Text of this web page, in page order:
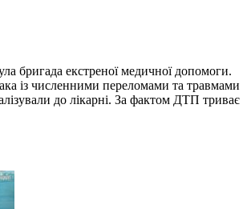
бригада екстреної медичної допомоги.
із численними переломами та травмами
до лікарні. За фактом ДТП триває